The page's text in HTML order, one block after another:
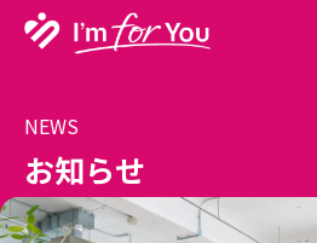
NEWS
お知らせ